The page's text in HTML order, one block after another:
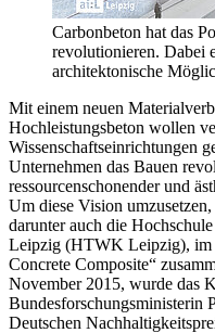
Carbonbeton hat das
revolutionieren. Dabei
architektonische
Mit einem neuen
Hochleistungsbeton wollen
Wissenschaftseinrichtungen
Unternehmen das Bauen
ressourcenschonender und
Um diese Vision
darunter auch die
Leipzig (HTWK Leipzig), im
Concrete Composite“
November 2015, wurde das
Bundesforschungsministerin
Deutschen